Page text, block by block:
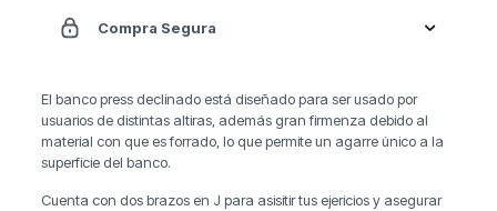
Compra Segura
El banco press declinado está diseñado para ser usado por
usuarios de distintas altiras, además gran firmenza debido al
material con que es forrado, lo que permite un agarre único a la
superficie del banco.
Cuenta con dos brazos en J para asisitir tus ejericios y asegurar